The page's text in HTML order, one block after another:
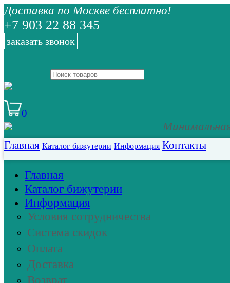
Доставка по Москве бесплатно!
+7 903 22 88 345
заказать звонок
0
Главная Каталог бижутерии Информация Контакты
Главная
Каталог бижутерии
Информация
Условия сотрудничества
Система скидок
Оплата
Доставка
Возврат